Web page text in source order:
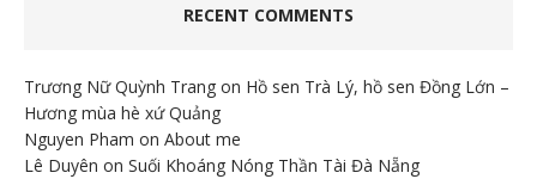
RECENT COMMENTS
Trương Nữ Quỳnh Trang on Hồ sen Trà Lý, hồ sen Đồng Lớn –
Hương mùa hè xứ Quảng
Nguyen Pham on About me
Lê Duyên on Suối Khoáng Nóng Thần Tài Đà Nẵng